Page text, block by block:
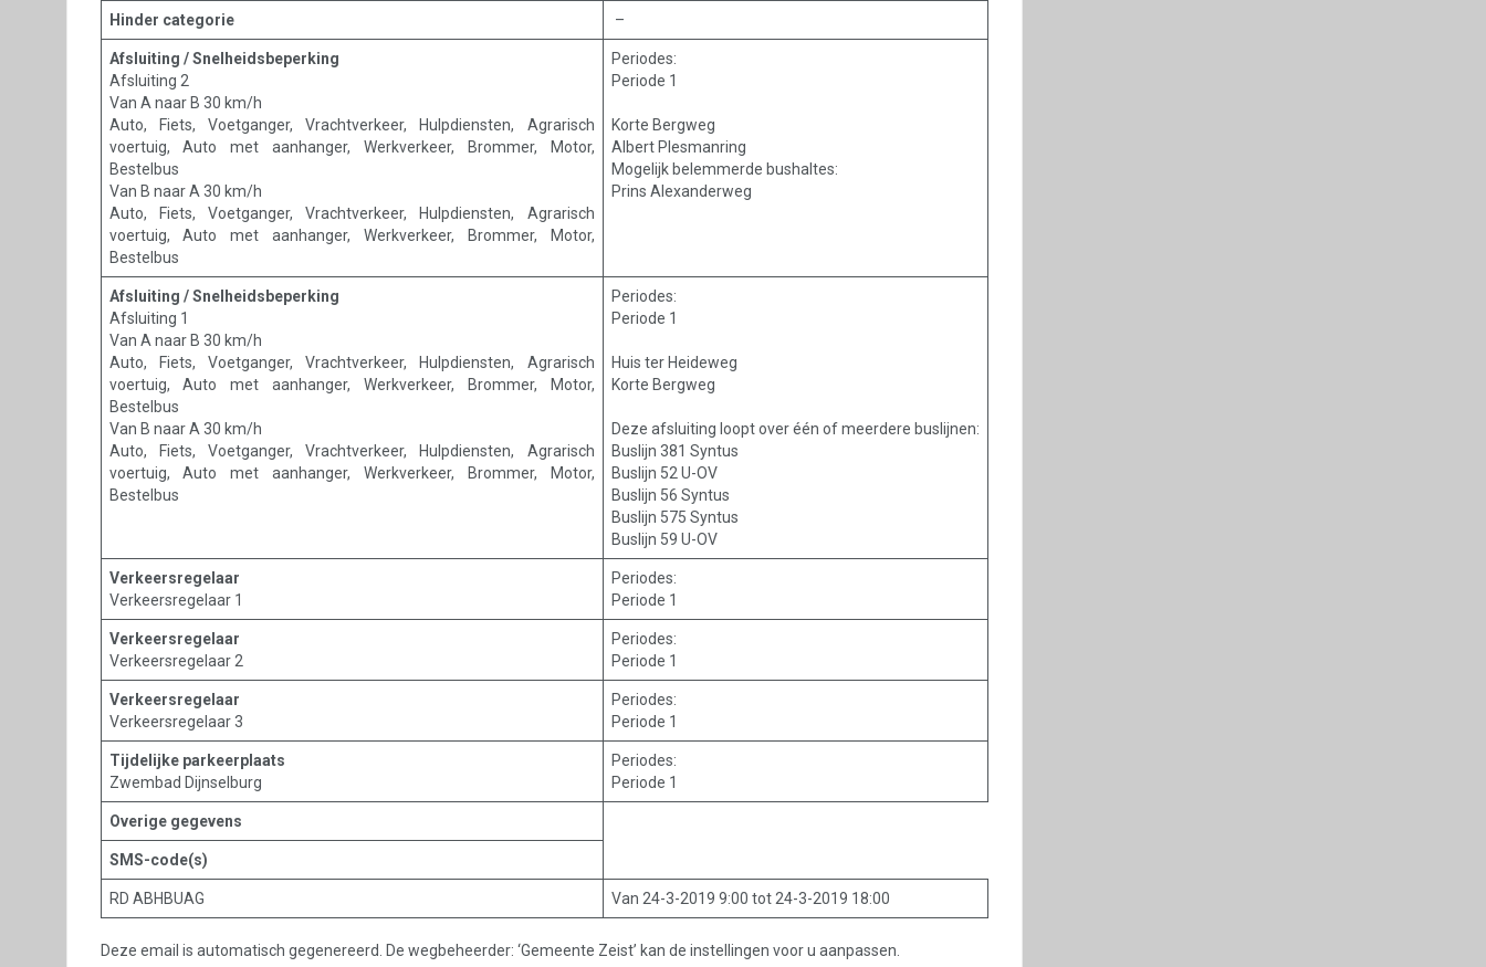
Hinder categorie –
Afsluiting / Snelheidsbeperking
Afsluiting 2
Van A naar B 30 km/h
Auto, Fiets, Voetganger, Vrachtverkeer, Hulpdiensten, Agrarisch
voertuig, Auto met aanhanger, Werkverkeer, Brommer, Motor,
Bestelbus
Van B naar A 30 km/h
Auto, Fiets, Voetganger, Vrachtverkeer, Hulpdiensten, Agrarisch
voertuig, Auto met aanhanger, Werkverkeer, Brommer, Motor,
Bestelbus
Periodes:
Periode 1
Korte Bergweg
Albert Plesmanring
Mogelijk belemmerde bushaltes:
Prins Alexanderweg
Afsluiting / Snelheidsbeperking
Afsluiting 1
Van A naar B 30 km/h
Auto, Fiets, Voetganger, Vrachtverkeer, Hulpdiensten, Agrarisch
voertuig, Auto met aanhanger, Werkverkeer, Brommer, Motor,
Bestelbus
Van B naar A 30 km/h
Auto, Fiets, Voetganger, Vrachtverkeer, Hulpdiensten, Agrarisch
voertuig, Auto met aanhanger, Werkverkeer, Brommer, Motor,
Bestelbus
Periodes:
Periode 1
Huis ter Heideweg
Korte Bergweg
Deze afsluiting loopt over één of meerdere buslijnen:
Buslijn 381 Syntus
Buslijn 52 U-OV
Buslijn 56 Syntus
Buslijn 575 Syntus
Buslijn 59 U-OV
Verkeersregelaar
Verkeersregelaar 1
Periodes:
Periode 1
Verkeersregelaar
Verkeersregelaar 2
Periodes:
Periode 1
Verkeersregelaar
Verkeersregelaar 3
Periodes:
Periode 1
Tijdelijke parkeerplaats
Zwembad Dijnselburg
Periodes:
Periode 1
Overige gegevens
SMS-code(s)
RD ABHBUAG Van 24-3-2019 9:00 tot 24-3-2019 18:00
Deze email is automatisch gegenereerd. De wegbeheerder: ‘Gemeente Zeist’ kan de instellingen voor u aanpassen.